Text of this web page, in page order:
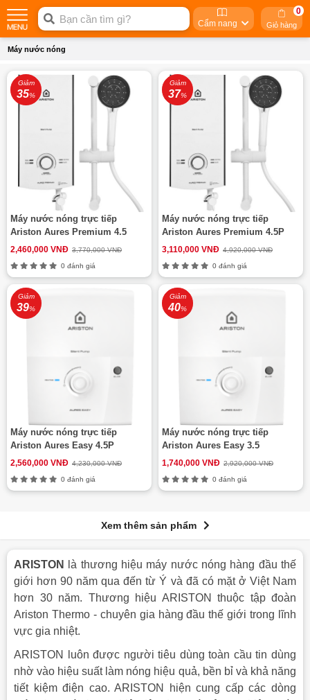
Cẩm nang Giỏ hàng
0
Máy nước nóng
Giảm
35%
Máy nước nóng trực tiếp
Ariston Aures Premium 4.5
2,460,000 VNĐ 3,770,000 VNĐ
0 đánh giá
Giảm
37%
Máy nước nóng trực tiếp
Ariston Aures Premium 4.5P
3,110,000 VNĐ 4,920,000 VNĐ
0 đánh giá
Giảm
39%
Máy nước nóng trực tiếp
Ariston Aures Easy 4.5P
2,560,000 VNĐ 4,230,000 VNĐ
0 đánh giá
Giảm
40%
Máy nước nóng trực tiếp
Ariston Aures Easy 3.5
1,740,000 VNĐ 2,920,000 VNĐ
0 đánh giá
Xem thêm sản phẩm
ARISTON
là thương hiệu máy nước nóng hàng đầu thế
giới hơn 90 năm qua đến từ Ý và đã có mặt ở Việt Nam
hơn 30 năm. Thương hiệu ARISTON thuộc tập đoàn
Ariston Thermo - chuyên gia hàng đầu thế giới trong lĩnh
vực gia nhiệt.
ARISTON luôn được người tiêu dùng toàn cầu tin dùng
nhờ vào hiệu suất làm nóng hiệu quả, bền bỉ và khả năng
tiết kiệm điện cao. ARISTON hiện cung cấp các dòng